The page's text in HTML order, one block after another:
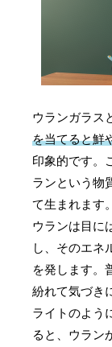
ウランガラス
を当てると鮮
印象的です。
ランという物
て生まれます。
ウランは目に
し、そのエネ
を発します。
紛れて気づき
ライトのよう
ると、ウラン